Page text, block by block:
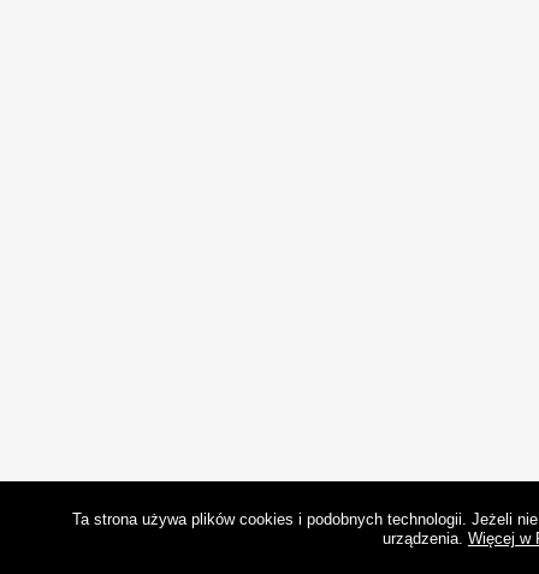
Ta strona używa plików cookies i podobnych technologii. Jeżeli
urządzenia. Więcej w